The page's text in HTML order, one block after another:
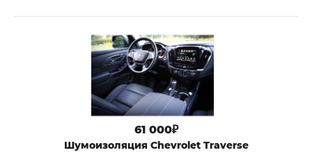
61 000₽
Шумоизоляция Chevrolet Traverse